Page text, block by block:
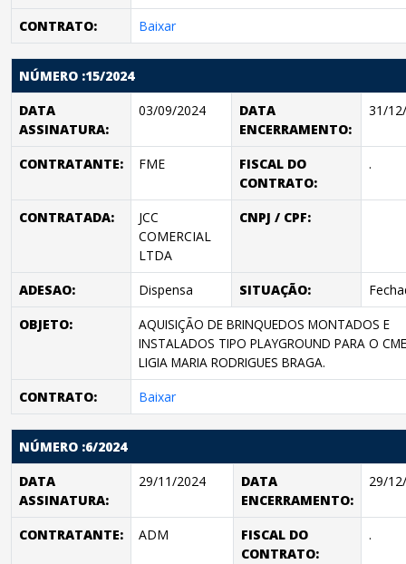
CONTRATO: Baixar
NÚMERO :15/2024
DATA
ASSINATURA:
03/09/2024
DATA
ENCERRAMENTO:
31/
CONTRATANTE: FME
FISCAL DO
CONTRATO:
.
CONTRATADA:
JCC
COMERCIAL
LTDA
CNPJ / CPF:
ADESAO: Dispensa SITUAÇÃO:
OBJETO:
AQUISIÇÃO DE BRINQUEDOS MONTADOS E
INSTALADOS TIPO PLAYGROUND PARA O
LIGIA MARIA RODRIGUES BRAGA.
CONTRATO:
Baixar
NÚMERO :6/2024
DATA
ASSINATURA:
29/11/2024
DATA
ENCERRAMENTO:
29/
CONTRATANTE: ADM
FISCAL DO
CONTRATO:
.